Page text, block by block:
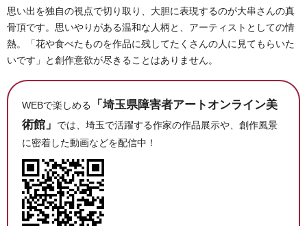
思い出を独自の視点で切り取り、大胆に表現するのが大串さんの真
骨頂です。思いやりがある温和な人柄と、アーティストとしての情
熱。「花や食べたものを作品に残してたくさんの人に見てもらいた
いです」と創作意欲が尽きることはありません。
WEBで楽しめる
「埼玉県障害者アートオンライン美
術館」
では、埼玉で活躍する作家の作品展示や、創作風景
に密着した動画などを配信中！